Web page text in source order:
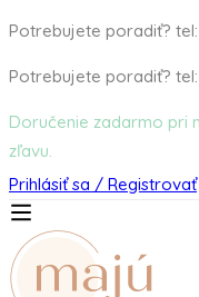
Potrebujete poradiť? tel:
Potrebujete poradiť? tel:
Doručenie zadarmo pri
zľavu.
Prihlásiť sa / Registrovať